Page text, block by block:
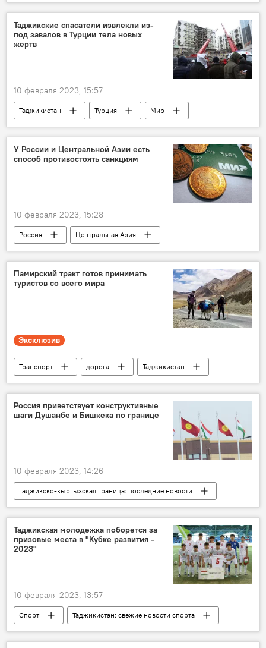
Афганистан Таджикистан
граница
Таджикские спасатели извлекли из-
под завалов в Турции тела новых
жертв
10 февраля 2023, 15:57
Таджикистан Турция
Мир
Происшествия, ЧП, криминал
землетрясение
КЧС Таджикистана
У России и Центральной Азии есть
способ противостоять санкциям
10 февраля 2023, 15:28
Россия
Центральная Азия
Экономика
санкции
Памирский тракт готов принимать
туристов со всего мира
Эксклюзив
Транспорт дорога
Таджикистан
Памир
путешествие Туризм
Россия приветствует конструктивные
шаги Душанбе и Бишкека по границе
10 февраля 2023, 14:26
Таджикско-кыргызская граница: последние новости
Россия
Таджикистан
Кыргызстан
переговоры
Политика граница
Таджикская молодежка поборется за
призовые места в "Кубке развития -
2023"
10 февраля 2023, 13:57
Спорт
Таджикистан: свежие новости спорта
футбол
Таджикистан